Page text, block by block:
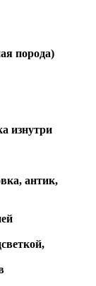
порода)
изнутри
антик,